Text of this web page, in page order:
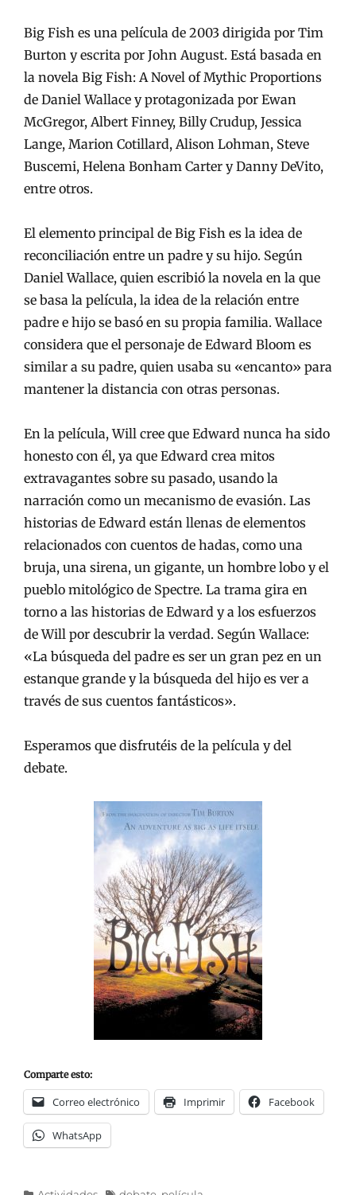
Big Fish es una película de 2003 dirigida por Tim
Burton y escrita por John August. Está basada en
la novela Big Fish: A Novel of Mythic Proportions
de Daniel Wallace y protagonizada por Ewan
McGregor, Albert Finney, Billy Crudup, Jessica
Lange, Marion Cotillard, Alison Lohman, Steve
Buscemi, Helena Bonham Carter y Danny DeVito,
entre otros.
El elemento principal de Big Fish es la idea de
reconciliación entre un padre y su hijo.​ Según
Daniel Wallace, quien escribió la novela en la que
se basa la película, la idea de la relación entre
padre e hijo se basó en su propia familia. Wallace
considera que el personaje de Edward Bloom es
similar a su padre, quien usaba su «encanto» para
mantener la distancia con otras personas.
En la película, Will cree que Edward nunca ha sido
honesto con él, ya que Edward crea mitos
extravagantes sobre su pasado, usando la
narración como un mecanismo de evasión. Las
historias de Edward están llenas de elementos
relacionados con cuentos de hadas, como una
bruja, una sirena, un gigante, un hombre lobo y el
pueblo mitológico de Spectre. La trama gira en
torno a las historias de Edward y a los esfuerzos
de Will por descubrir la verdad. Según Wallace:
«La búsqueda del padre es ser un gran pez en un
estanque grande y la búsqueda del hijo es ver a
través de sus cuentos fantásticos».
Esperamos que disfrutéis de la película y del
debate.
Comparte esto:
Correo electrónico Imprimir Facebook
WhatsApp